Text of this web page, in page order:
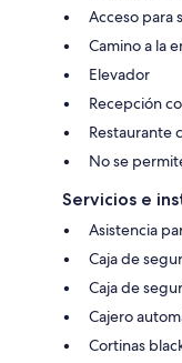
Acceso para
Camino a la
Elevador
Recepción
Restaurante
No se
Servicios e
Asistencia
Caja de
Caja de
Cajero
Cortinas